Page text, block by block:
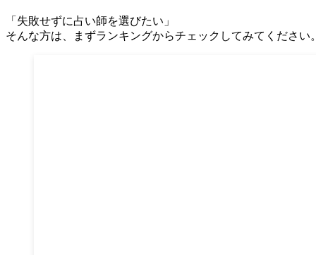
「失敗せずに占い師を選びたい」
そんな方は、まずランキングからチェックしてみてください。